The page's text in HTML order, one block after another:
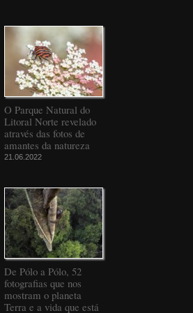
O Parque Natural do
Litoral Norte revelado
através das fotos de
amantes da natureza
21.06.2022
De Pólo a Pólo, 52
fotografias que nos
mostram o planeta
Terra e a vida que está